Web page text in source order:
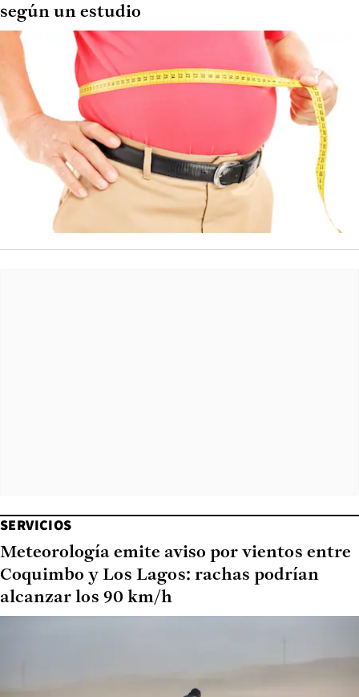
según un estudio
SERVICIOS
Meteorología emite aviso por vientos entre
Coquimbo y Los Lagos: rachas podrían
alcanzar los 90 km/h